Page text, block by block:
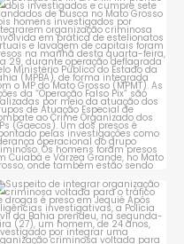
Operação do MPBA e MPMT
prende dois investigados e...
1 0
Suspeito de integrar
organização criminosa
voltada...
1 0